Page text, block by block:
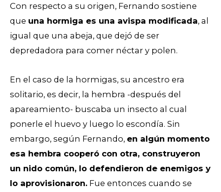
Con respecto a su origen, Fernando sostiene
que una hormiga es una avispa modificada, al
igual que una abeja, que dejó de ser
depredadora para comer néctar y polen.
En el caso de la hormigas, su ancestro era
solitario, es decir, la hembra -después del
apareamiento- buscaba un insecto al cual
ponerle el huevo y luego lo escondía. Sin
embargo, según Fernando, en algún momento
esa hembra cooperó con otra, construyeron
un nido común, lo defendieron de enemigos y
lo aprovisionaron. Fue entonces cuando se